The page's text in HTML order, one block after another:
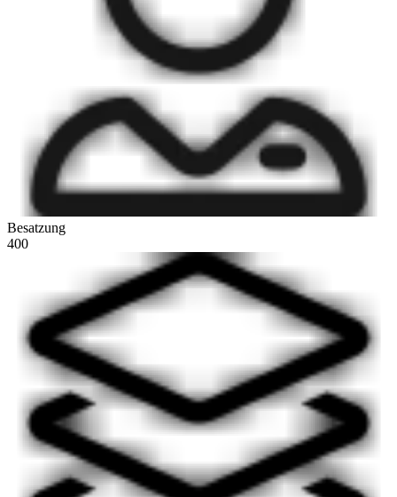
Besatzung
400